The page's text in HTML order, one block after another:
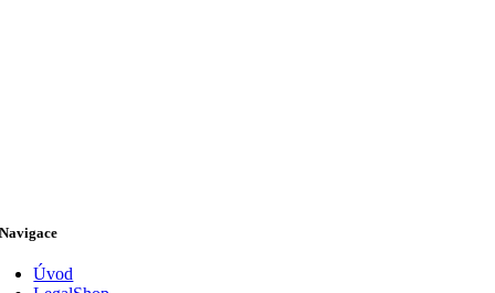
Navigace
Úvod